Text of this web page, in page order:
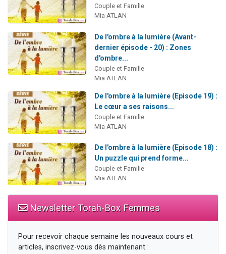
Couple et Famille
Mia ATLAN
De l'ombre à la lumière (Avant-
dernier épisode - 20) : Zones
d'ombre...
Couple et Famille
Mia ATLAN
De l'ombre à la lumière (Episode 19) :
Le cœur a ses raisons...
Couple et Famille
Mia ATLAN
De l'ombre à la lumière (Episode 18) :
Un puzzle qui prend forme...
Couple et Famille
Mia ATLAN
Newsletter Torah-Box Femmes
Pour recevoir chaque semaine les nouveaux cours et
articles, inscrivez-vous dès maintenant :